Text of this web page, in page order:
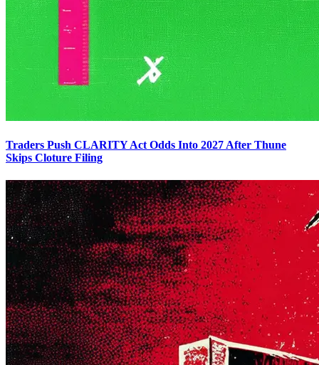
Traders Push CLARITY Act Odds Into 2027 After Thune
Skips Cloture Filing